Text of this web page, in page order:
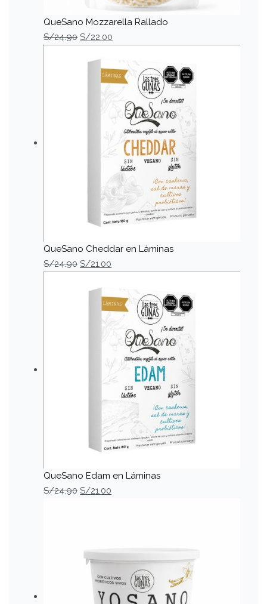
QueSano Mozzarella Rallado
S/24.90 S/22.00
QueSano Cheddar en Láminas
S/24.90 S/21.00
QueSano Edam en Láminas
S/24.90 S/21.00